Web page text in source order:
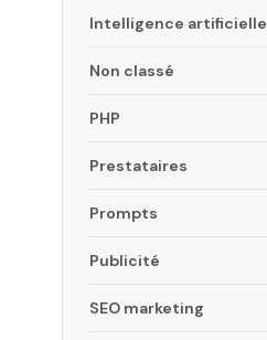
Intelligence artificielle
Non classé
PHP
Prestataires
Prompts
Publicité
SEO marketing